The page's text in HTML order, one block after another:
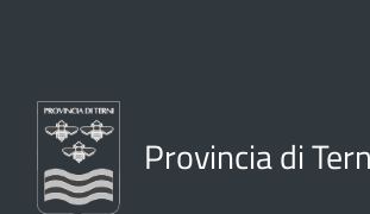
Provincia di